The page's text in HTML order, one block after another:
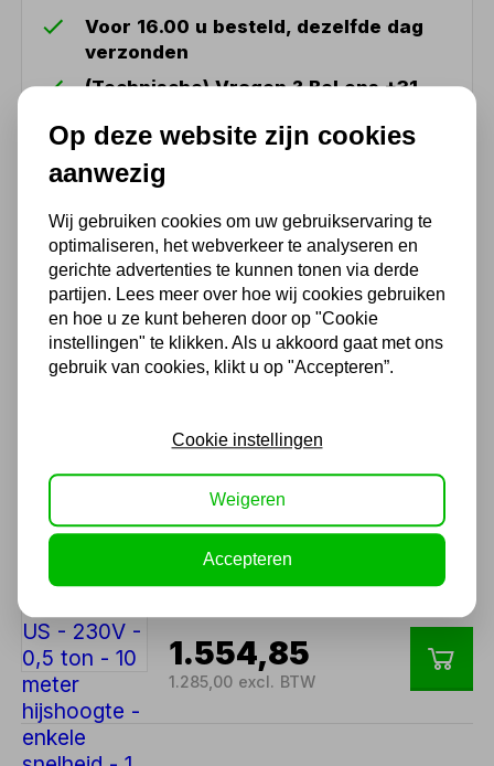
Voor 16.00 u besteld, dezelfde dag
verzonden
(Technische) Vragen ? Bel ons +31
1.500 m2 winkel in Rijssen !
Twents familiebedrijf sinds 1992 !
Ook handig
Elektrische kettingtakel DTS
- 400V - 2 ton - 3 meter
hijshoogte - dubbele
2.429,99
Elektrische kettingtakel US -
230V - 0,5 ton - 10 meter
hijshoogte - enkele snelheid
1.554,85
1.285,00 excl. BTW
Op deze website zijn cookies
aanwezig
Wij gebruiken cookies om uw gebruikservaring te
optimaliseren, het webverkeer te analyseren en
gerichte advertenties te kunnen tonen via derde
partijen. Lees meer over hoe wij cookies gebruiken
en hoe u ze kunt beheren door op "Cookie
instellingen" te klikken. Als u akkoord gaat met ons
gebruik van cookies, klikt u op "Accepteren”.
Cookie instellingen
Weigeren
Accepteren